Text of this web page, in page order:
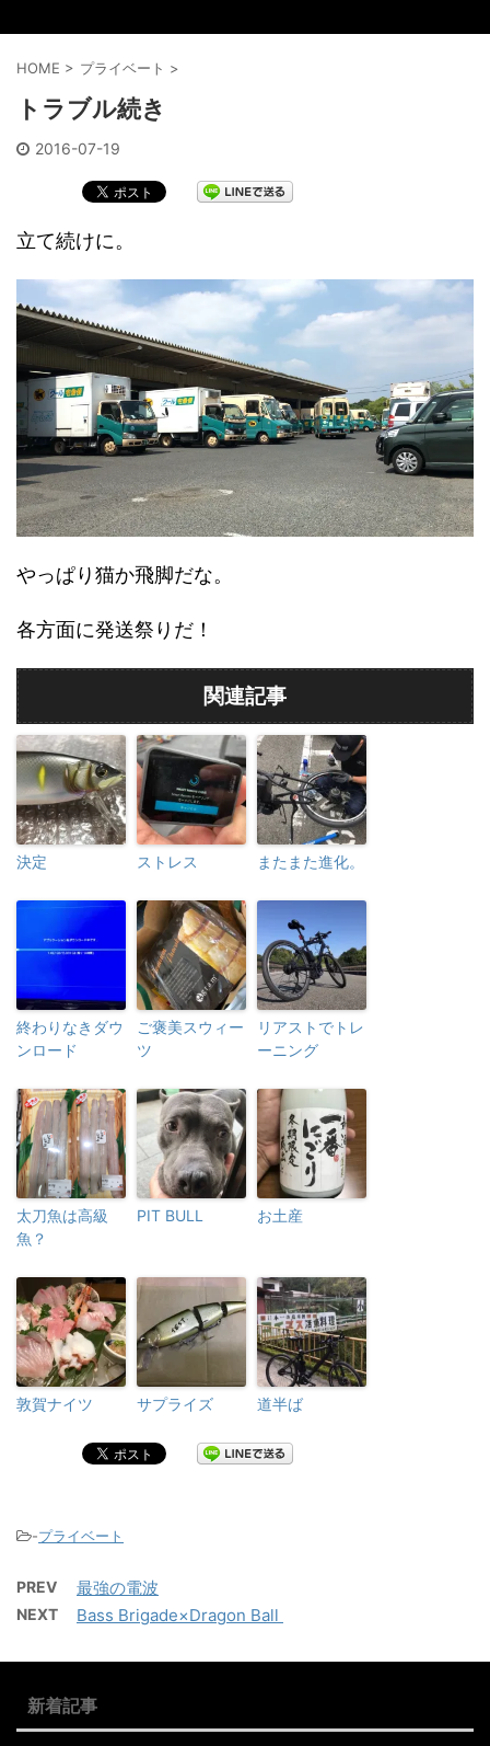
HOME > プライベート >
トラブル続き
2016-07-19
立て続けに。
やっぱり猫か飛脚だな。
各方面に発送祭りだ！
関連記事
決定 ストレス またまた進化。
終わりなきダウ
ンロード
ご褒美スウィー
ツ
リアストでトレ
ーニング
太刀魚は高級
魚？
PIT BULL お土産
敦賀ナイツ サプライズ 道半ば
-プライベート
PREV 最強の電波
NEXT Bass Brigade×Dragon Ball
新着記事